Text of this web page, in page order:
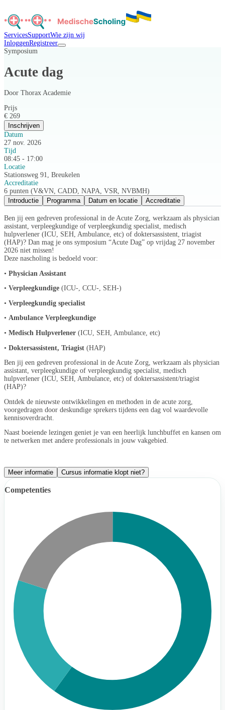
ServicesSupportWie zijn wij
InloggenRegistreer
Symposium
Acute dag
Door Thorax Academie
Prijs
€ 269
Inschrijven
Datum
27 nov. 2026
Tijd
08:45 - 17:00
Locatie
Stationsweg 91, Breukelen
Accreditatie
6 punten (V&VN, CADD, NAPA, VSR, NVBMH)
Introductie
Programma Datum en locatie Accreditatie
Ben jij een gedreven professional in de Acute Zorg, werkzaam als physician
assistant, verpleegkundige of verpleegkundig specialist, medisch
hulpverlener (ICU, SEH, Ambulance, etc) of doktersassistent, triagist
(HAP)? Dan mag je ons symposium “Acute Dag” op vrijdag 27 november
2026 niet missen!
Deze nascholing is bedoeld voor:
• Physician Assistant
• Verpleegkundige (ICU-, CCU-, SEH-)
• Verpleegkundig specialist
• Ambulance Verpleegkundige
• Medisch Hulpverlener (ICU, SEH, Ambulance, etc)
• Doktersassistent, Triagist (HAP)
Ben jij een gedreven professional in de Acute Zorg, werkzaam als physician
assistant, verpleegkundige of verpleegkundig specialist, medisch
hulpverlener (ICU, SEH, Ambulance, etc) of doktersassistent/triagist
(HAP)?
Ontdek de nieuwste ontwikkelingen en methoden in de acute zorg,
voorgedragen door deskundige sprekers tijdens een dag vol waardevolle
kennisoverdracht.
Naast boeiende lezingen geniet je van een heerlijk lunchbuffet en kansen om
te netwerken met andere professionals in jouw vakgebied.
Meer informatie Cursus informatie klopt niet?
Competenties